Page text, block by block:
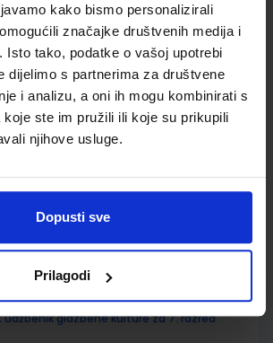
kako bismo personalizirali
značajke društvenih medija i
Isto tako, podatke o vašoj upotrebi
dijelimo s partnerima za društvene
i analizu, a oni ih mogu kombinirati s
koje ste im pružili ili koje su prikupili
njihove usluge.
Dopusti sve
Prilagodi
Omot
bilježnica za nastavu povijesti u
osnovne škole
Miljenko Hajdarović
d.o.o. Registarski broj ministarstva:
CIJENA:11,00 €
7; udžbenik glazbene kulture za 7. razred